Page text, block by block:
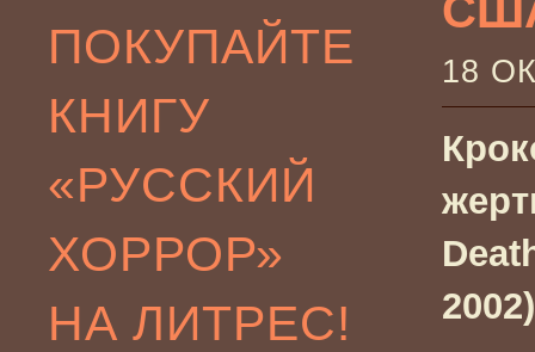
ПОКУПАЙТЕ
КНИГУ
«РУССКИЙ
ХОРРОР»
НА ЛИТРЕС!
18
2002)